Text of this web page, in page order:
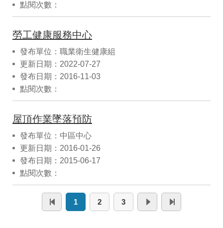
點閱次數：
勞工健康服務中心
發布單位：職業衛生健康組
更新日期：2022-07-27
發布日期：2016-11-03
點閱次數：
屋頂作業墜落預防
發布單位：中區中心
更新日期：2016-01-26
發布日期：2015-06-17
點閱次數：
1 2 3